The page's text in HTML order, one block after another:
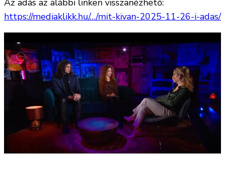
Az adás az alábbi linken visszanézhető:
https://mediaklikk.hu/…/mit-kivan-2025-11-26-i-adas/